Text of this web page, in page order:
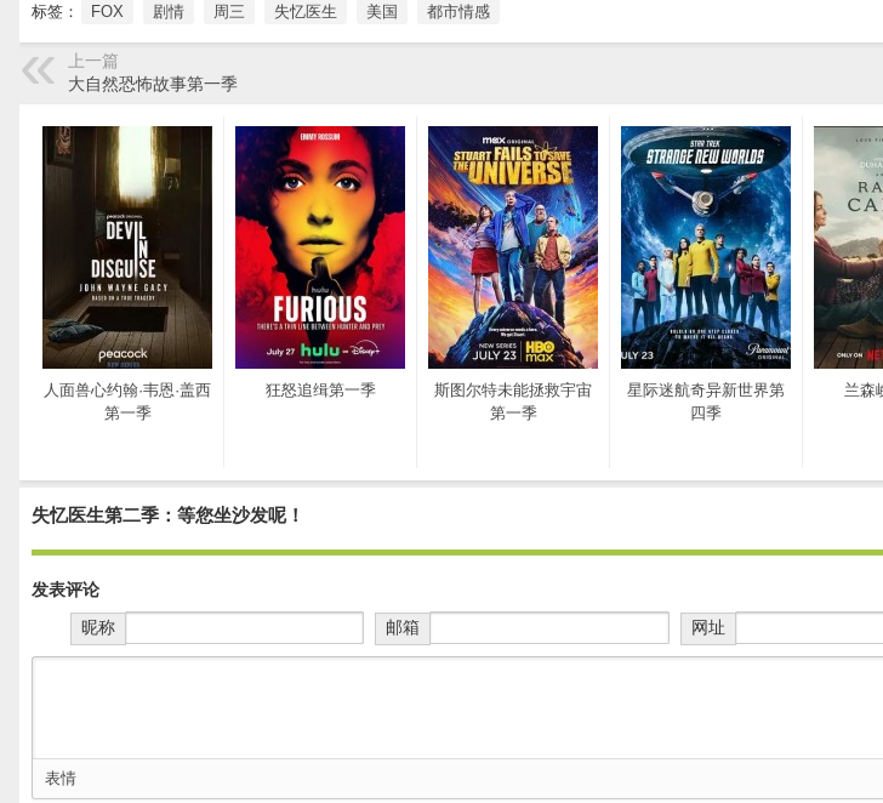
标签： FOX 剧情 周三 失忆医生 美国 都市情感
上一篇
大自然恐怖故事第一季
人面兽心约翰·韦恩·盖西
第一季
狂怒追缉第一季
斯图尔特未能拯救宇宙
第一季
星际迷航奇异新世界第
四季
兰森
失忆医生第二季：等您坐沙发呢！
发表评论
昵称
邮箱 网址
表情